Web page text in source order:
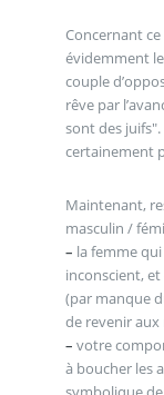
Concernant
évidemment
couple
rêve par
sont des
certainement
Maintenant,
masculin /
– la femme qui
inconscient,
(par manque
de revenir aux
– votre
à boucher les